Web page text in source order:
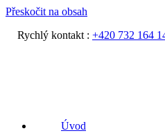
Přeskočit na obsah
Rychlý kontakt : +420 732 164
Úvod